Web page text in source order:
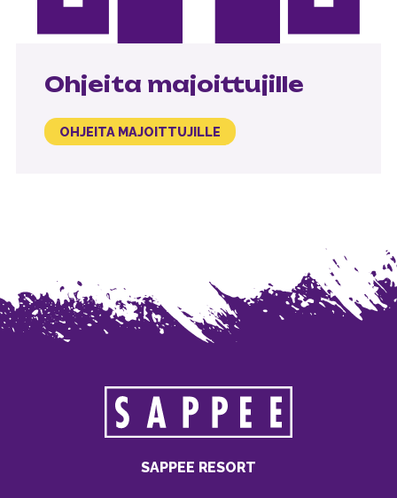
Ohjeita majoittujille
OHJEITA MAJOITTUJILLE
SAPPEE RESORT